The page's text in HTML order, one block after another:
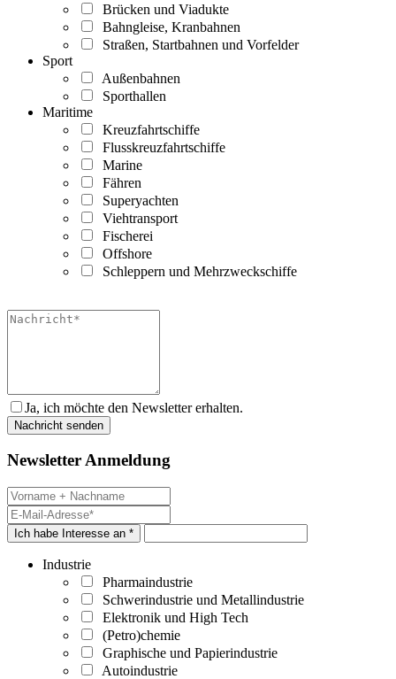
Brücken und Viadukte
Bahngleise, Kranbahnen
Straßen, Startbahnen und Vorfelder
Sport
Außenbahnen
Sporthallen
Maritime
Kreuzfahrtschiffe
Flusskreuzfahrtschiffe
Marine
Fähren
Superyachten
Viehtransport
Fischerei
Offshore
Schleppern und Mehrzweckschiffe
Ja, ich möchte den Newsletter erhalten.
Newsletter Anmeldung
Ich habe Interesse an *
Industrie
Pharmaindustrie
Schwerindustrie und Metallindustrie
Elektronik und High Tech
(Petro)chemie
Graphische und Papierindustrie
Autoindustrie